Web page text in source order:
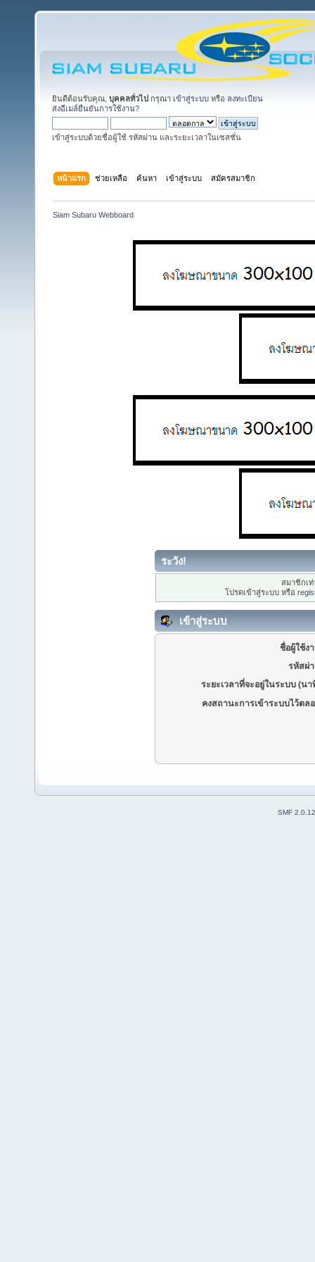
ยินดีต้อนรับคุณ, บุคคลทั่วไป กรุณา เข้าสู่ระบบ หรือ ลงทะเบียน
ส่งอีเมล์ยืนยันการใช้งาน?
เข้าสู่ระบบด้วยชื่อผู้ใช้ รหัสผ่าน และระยะเวลาในเซสชั่น
หน้าแรก ช่วยเหลือ ค้นหา เข้าสู่ระบบ สมัครสมาชิก
Siam Subaru Webboard
ระวัง!
สมาชิกเ
โปรดเข้าสู่ระบบ หรือ
เข้าสู่ระบบ
ชื่อผู้ใช้ง
รหัสผ่
ระยะเวลาที่จะอยู่ในระบบ (นา
คงสถานะการเข้าระบบไว้ตล
SMF 2.0.12